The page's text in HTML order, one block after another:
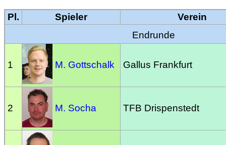
Pl. Spieler
Verein
Endrunde
1 M. Gottschalk Gallus Frankfurt
2 M. Socha TFB Drispenstedt